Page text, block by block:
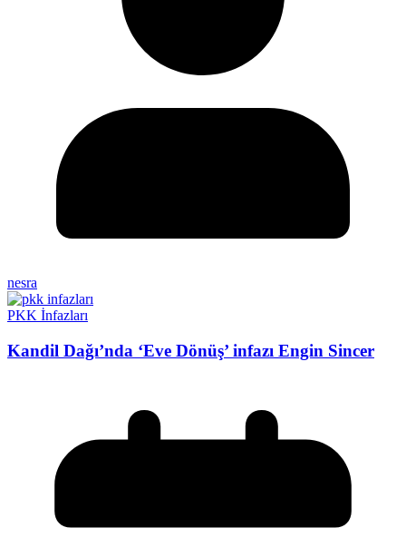
nesra
PKK İnfazları
Kandil Dağı’nda ‘Eve Dönüş’ infazı Engin Sincer